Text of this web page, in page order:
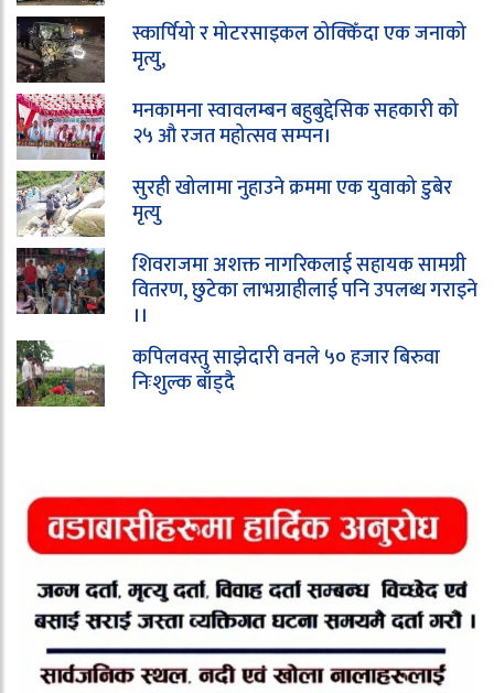
स्कार्पियो र मोटरसाइकल ठोक्किँदा एक जनाको
मृत्यु,
मनकामना स्वावलम्बन बहुबुद्देसिक सहकारी को
२५ औ रजत महोत्सव सम्पन।
सुरही खोलामा नुहाउने क्रममा एक युवाको डुबेर
मृत्यु
शिवराजमा अशक्त नागरिकलाई सहायक सामग्री
वितरण, छुटेका लाभग्राहीलाई पनि उपलब्ध गराइने
।।
कपिलवस्तु साझेदारी वनले ५० हजार बिरुवा
निःशुल्क बाँड्दै